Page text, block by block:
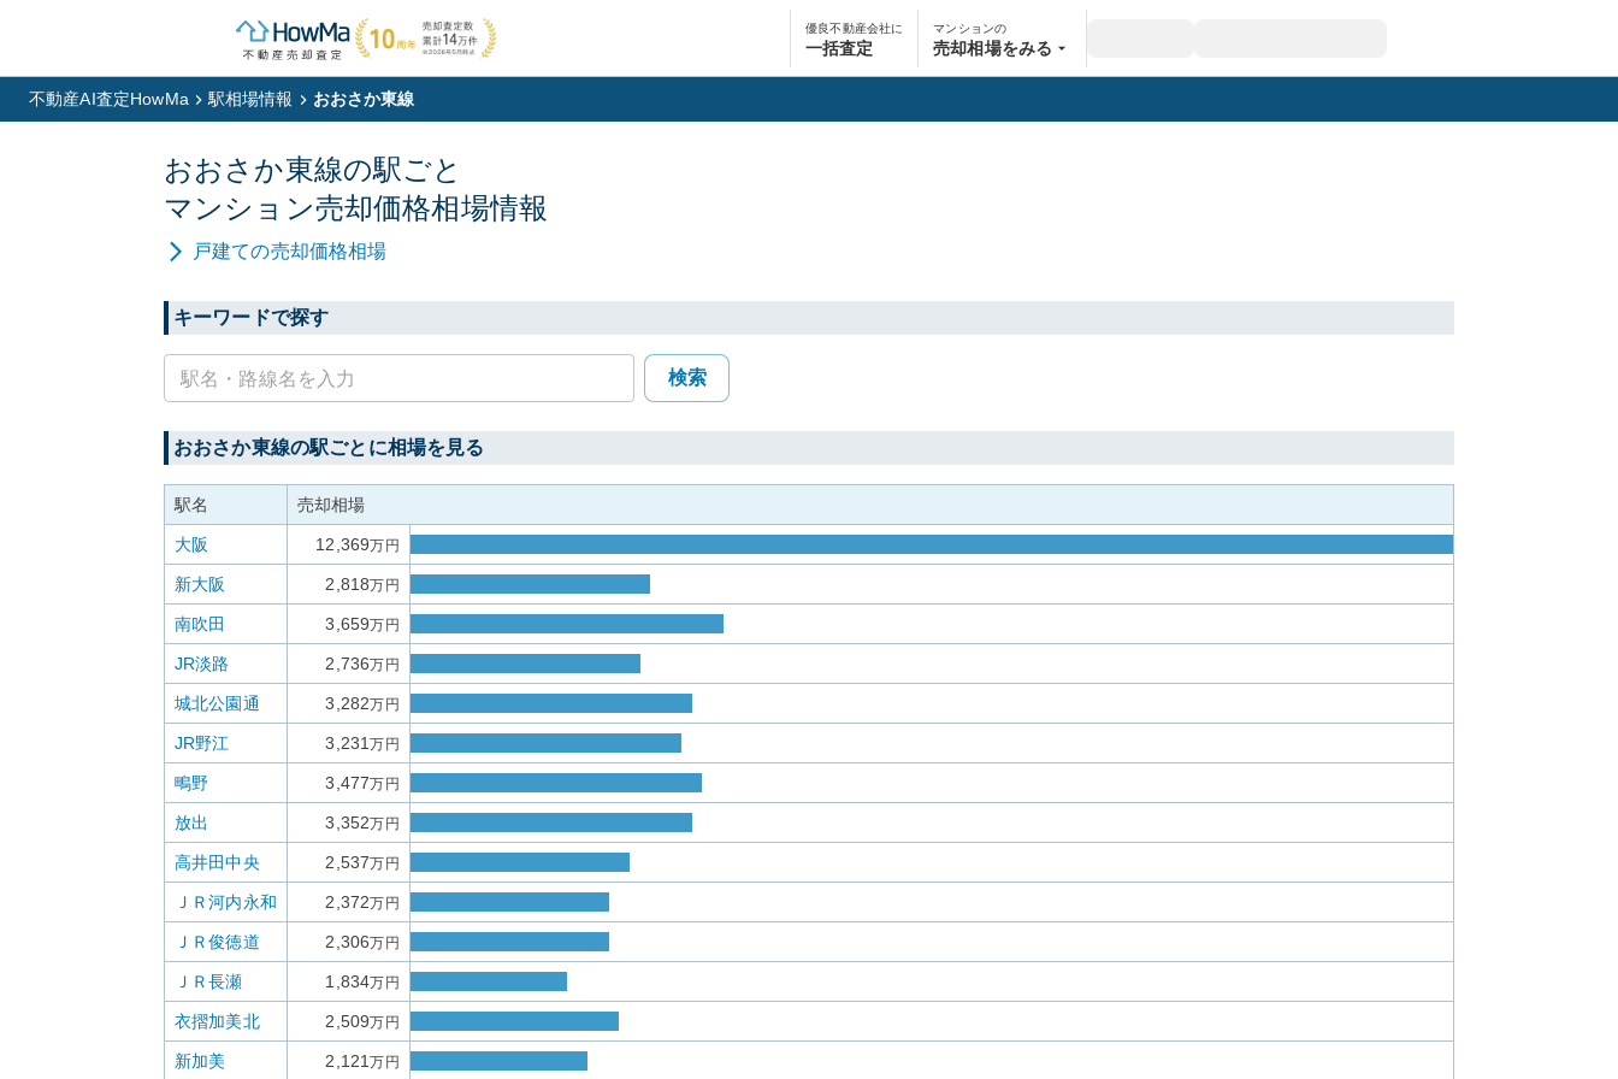
優良不動産会社に
一括査定
マンションの
売却相場をみる
不動産AI査定HowMa 駅相場情報 おおさか東線
おおさか東線の駅ごと
マンション売却価格相場情報
戸建ての売却価格相場
キーワードで探す
検索
おおさか東線の駅ごとに相場を見る
駅名 売却相場
大阪 12,369万円
新大阪 2,818万円
南吹田 3,659万円
JR淡路 2,736万円
城北公園通 3,282万円
JR野江 3,231万円
鴫野 3,477万円
放出 3,352万円
高井田中央 2,537万円
ＪＲ河内永和 2,372万円
ＪＲ俊徳道 2,306万円
ＪＲ長瀬 1,834万円
衣摺加美北 2,509万円
新加美 2,121万円